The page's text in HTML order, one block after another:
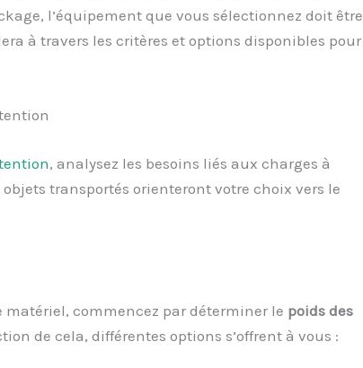
l’équipement que vous sélectionnez doit être
à travers les critères et options disponibles pour
, analysez les besoins liés aux charges à
transportés orienteront votre choix vers le
commencez par déterminer le poids des
de cela, différentes options s’offrent à vous :